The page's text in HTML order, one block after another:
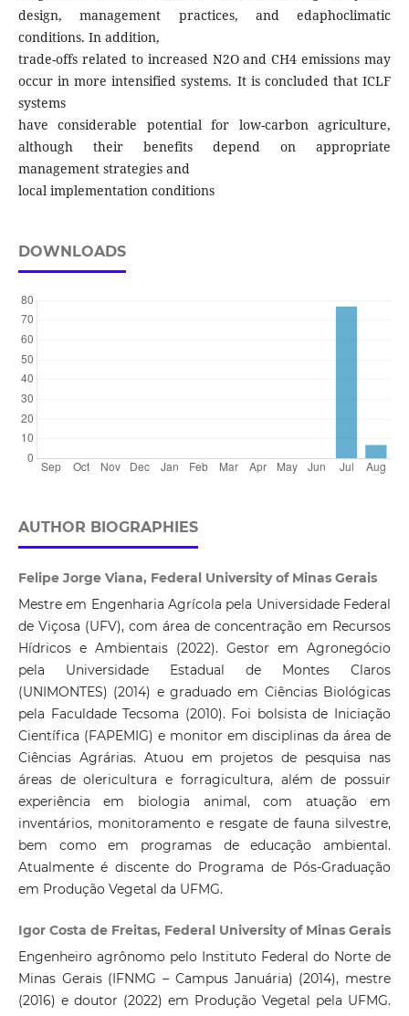
design, management practices, and edaphoclimatic
conditions. In addition,
trade-offs related to increased N2O and CH4 emissions may
occur in more intensified systems. It is concluded that ICLF
systems
have considerable potential for low-carbon agriculture,
although their benefits depend on appropriate
management strategies and
local implementation conditions
DOWNLOADS
AUTHOR BIOGRAPHIES
Felipe Jorge Viana, Federal University of Minas Gerais
Mestre em Engenharia Agrícola pela Universidade Federal
de Viçosa (UFV), com área de concentração em Recursos
Hídricos e Ambientais (2022). Gestor em Agronegócio
pela Universidade Estadual de Montes Claros
(UNIMONTES) (2014) e graduado em Ciências Biológicas
pela Faculdade Tecsoma (2010). Foi bolsista de Iniciação
Científica (FAPEMIG) e monitor em disciplinas da área de
Ciências Agrárias. Atuou em projetos de pesquisa nas
áreas de olericultura e forragicultura, além de possuir
experiência em biologia animal, com atuação em
inventários, monitoramento e resgate de fauna silvestre,
bem como em programas de educação ambiental.
Atualmente é discente do Programa de Pós-Graduação
em Produção Vegetal da UFMG.
Igor Costa de Freitas, Federal University of Minas Gerais
Engenheiro agrônomo pelo Instituto Federal do Norte de
Minas Gerais (IFNMG – Campus Januária) (2014), mestre
(2016) e doutor (2022) em Produção Vegetal pela UFMG.